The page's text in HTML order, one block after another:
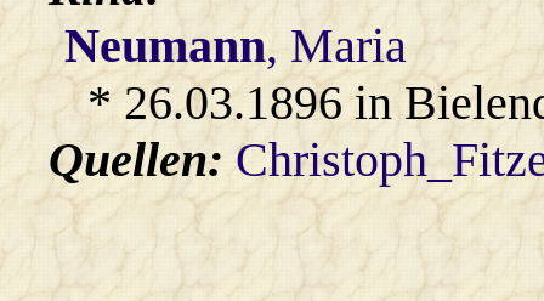
Neumann, Maria
* 26.03.1896 in
Quellen: